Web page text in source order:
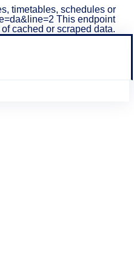
timetables, schedules or
This endpoint
cached or scraped data.